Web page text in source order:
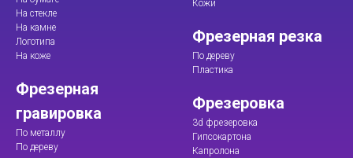
На стекле
На камне
Логотипа
На коже
Фрезерная
гравировка
По металлу
По дереву
Кожи
Фрезерная резка
По дереву
Пластика
Фрезеровка
3d фрезеровка
Гипсокартона
Капролона